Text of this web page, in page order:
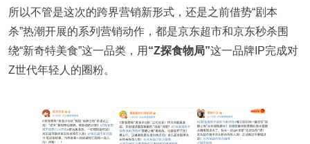
所以不管是这次的跨界营销新形式，还是之前借势“剧本
杀”热潮开展的系列营销动作，都是京东超市和京东秒杀围
绕“新奇特美食”这一品类，用 “Z探食物局”这一品牌IP完成对
Z世代年轻人的圈粉。